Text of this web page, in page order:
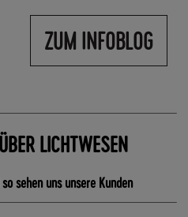
ZUM INFOBLOG
LICHTWESEN
sehen uns unsere Kunden